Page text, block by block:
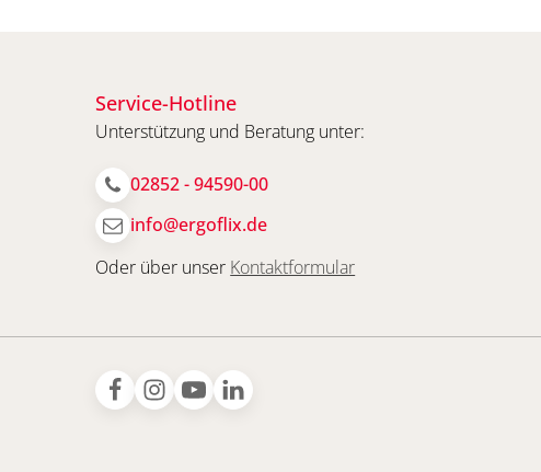
Service-Hotline
Unterstützung und Beratung unter:
02852 - 94590-00
info@ergoflix.de
Oder über unser Kontaktformular